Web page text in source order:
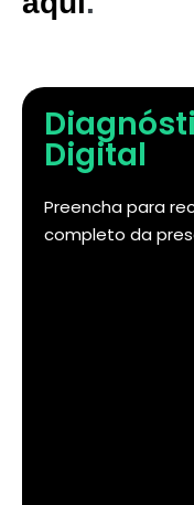
Digital
Preencha para
completo da